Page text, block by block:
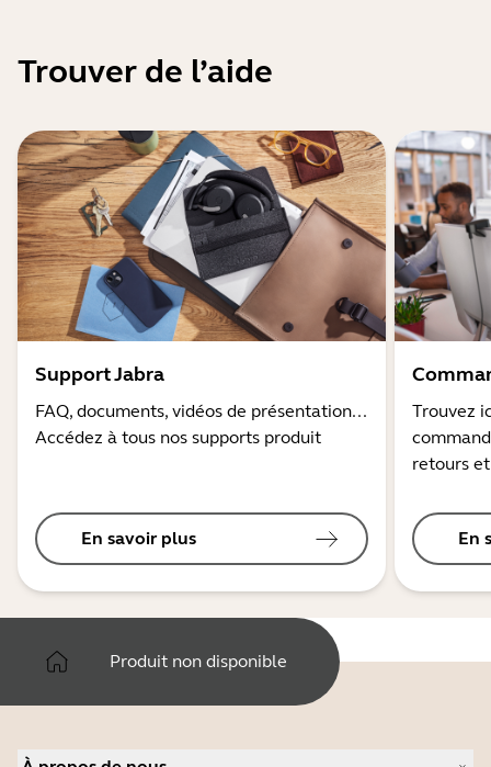
Trouver de l’aide
Support Jabra
FAQ, documents, vidéos de présentation...
Accédez à tous nos supports produit
En savoir plus
Trouvez
retours
En
Produit non disponible